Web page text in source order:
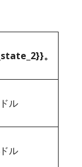
。
ル
ル